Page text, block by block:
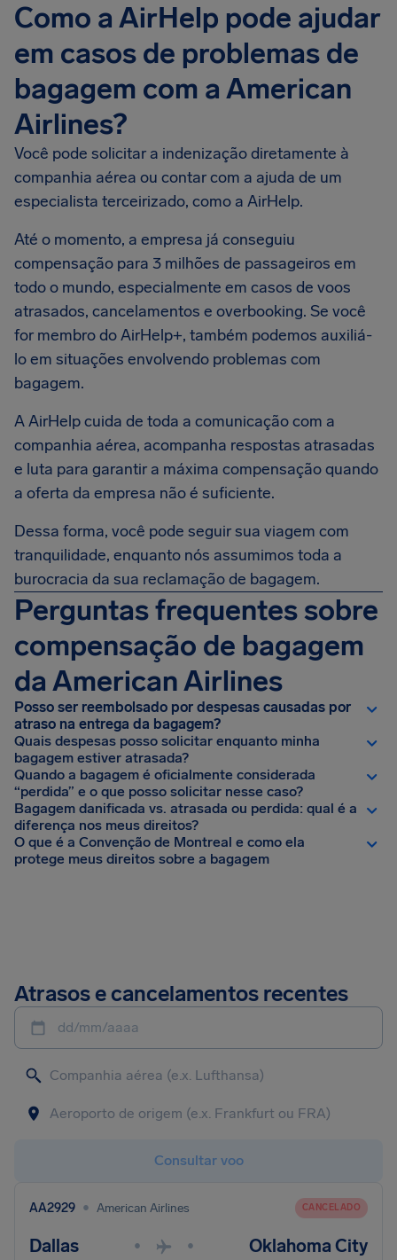
Como a AirHelp pode ajudar
em casos de problemas de
bagagem com a American
Airlines?
Você pode solicitar a indenização diretamente à
companhia aérea ou contar com a ajuda de um
especialista terceirizado, como a AirHelp.
Até o momento, a empresa já conseguiu
compensação para 3 milhões de passageiros em
todo o mundo, especialmente em casos de voos
atrasados, cancelamentos e overbooking. Se você
for membro do AirHelp+, também podemos auxiliá-
lo em situações envolvendo problemas com
bagagem.
A AirHelp cuida de toda a comunicação com a
companhia aérea, acompanha respostas atrasadas
e luta para garantir a máxima compensação quando
a oferta da empresa não é suficiente.
Dessa forma, você pode seguir sua viagem com
tranquilidade, enquanto nós assumimos toda a
burocracia da sua reclamação de bagagem.
Perguntas frequentes sobre
compensação de bagagem
da American Airlines
Posso ser reembolsado por despesas causadas por
atraso na entrega da bagagem?
Quais despesas posso solicitar enquanto minha
bagagem estiver atrasada?
Quando a bagagem é oficialmente considerada
“perdida” e o que posso solicitar nesse caso?
Bagagem danificada vs. atrasada ou perdida: qual é a
diferença nos meus direitos?
O que é a Convenção de Montreal e como ela
protege meus direitos sobre a bagagem
Atrasos e cancelamentos recentes
dd/mm/aaaa
Consultar voo
AA2929 • American Airlines CANCELADO
Dallas • • Oklahoma City